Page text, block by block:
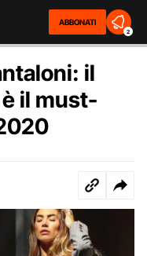
ABBONATI
2
il
il must-